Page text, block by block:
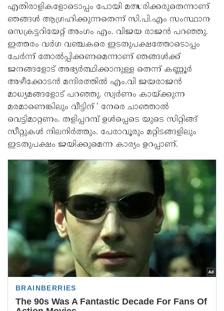
എതിരാളികളോടൊപ്പം പോയി മത്സരിക്കരുതെന്നാണ്
ഞങ്ങൾ ആഗ്രഹിക്കുന്നതെന്ന് സി.പി.എം സംസ്ഥാന
സെക്രട്ടറിയേറ്റ് അംഗം എം. വിജയ രാജൻ പറഞ്ഞു.
ഇത്തരം വർഗ വഞ്ചകരെ ഇടതുപക്ഷത്തോടൊപ്പം
ചേർന്ന് തോൽപ്പിക്കണമെന്നാണ് ഞങ്ങൾക്ക്
ജനങ്ങളോട് അഭ്യർത്ഥിക്കാനുള്ള തെന്ന് കണ്ണൂർ
അഴീക്കോടൻ മന്ദിരത്തിൽ എം.വി ജയരാജൻ
മാധ്യമങ്ങളോട് പറഞ്ഞു. സ്വർണം കായ്ക്കുന്ന
മരമാണെങ്കിലും വീട്ടിന് ' നേരെ ചാഞ്ഞാൽ
വെട്ടിമാറ്റണം. തളിപ്പറമ്പ് ഉൾപ്പെടെ യുടെ സിറ്റിങ്ങ്
സീറ്റുകൾ നിലനിർത്തും. പേരാവൂരും മറ്റിടങ്ങളിലും
ഇടതുപക്ഷം ജയിക്കുമെന്ന കാര്യം ഉറപ്പാണ്.